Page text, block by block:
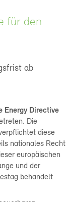
für den
ab
Energy Directive
Die
diese
nationales Recht
europäischen
und der
behandelt